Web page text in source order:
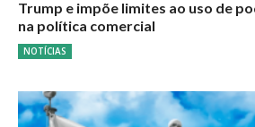
Trump e impõe limites ao uso de
na política comercial
NOTÍCIAS